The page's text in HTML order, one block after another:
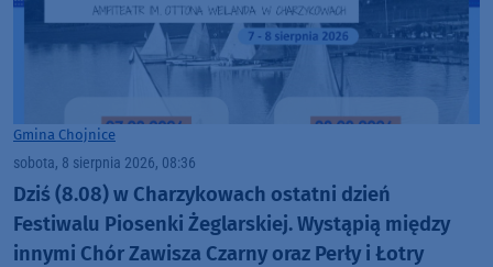
Gmina Chojnice
sobota, 8 sierpnia 2026, 08:36
Dziś (8.08) w Charzykowach ostatni dzień
Festiwalu Piosenki Żeglarskiej. Wystąpią między
innymi Chór Zawisza Czarny oraz Perły i Łotry